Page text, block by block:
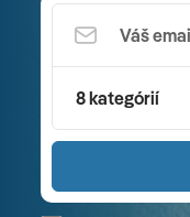
8 kategórií